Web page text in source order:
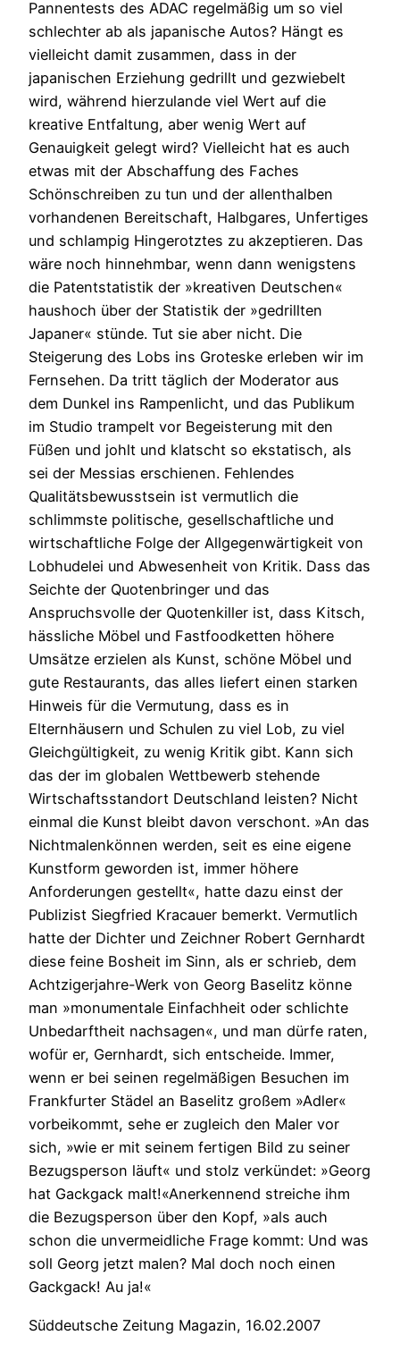
Pannentests des ADAC regelmäßig um so viel
schlechter ab als japanische Autos? Hängt es
vielleicht damit zusammen, dass in der
japanischen Erziehung gedrillt und gezwiebelt
wird, während hierzulande viel Wert auf die
kreative Entfaltung, aber wenig Wert auf
Genauigkeit gelegt wird? Vielleicht hat es auch
etwas mit der Abschaffung des Faches
Schönschreiben zu tun und der allenthalben
vorhandenen Bereitschaft, Halbgares, Unfertiges
und schlampig Hingerotztes zu akzeptieren. Das
wäre noch hinnehmbar, wenn dann wenigstens
die Patentstatistik der »kreativen Deutschen«
haushoch über der Statistik der »gedrillten
Japaner« stünde. Tut sie aber nicht. Die
Steigerung des Lobs ins Groteske erleben wir im
Fernsehen. Da tritt täglich der Moderator aus
dem Dunkel ins Rampenlicht, und das Publikum
im Studio trampelt vor Begeisterung mit den
Füßen und johlt und klatscht so ekstatisch, als
sei der Messias erschienen. Fehlendes
Qualitätsbewusstsein ist vermutlich die
schlimmste politische, gesellschaftliche und
wirtschaftliche Folge der Allgegenwärtigkeit von
Lobhudelei und Abwesenheit von Kritik. Dass das
Seichte der Quotenbringer und das
Anspruchsvolle der Quotenkiller ist, dass Kitsch,
hässliche Möbel und Fastfoodketten höhere
Umsätze erzielen als Kunst, schöne Möbel und
gute Restaurants, das alles liefert einen starken
Hinweis für die Vermutung, dass es in
Elternhäusern und Schulen zu viel Lob, zu viel
Gleichgültigkeit, zu wenig Kritik gibt. Kann sich
das der im globalen Wettbewerb stehende
Wirtschaftsstandort Deutschland leisten? Nicht
einmal die Kunst bleibt davon verschont. »An das
Nichtmalenkönnen werden, seit es eine eigene
Kunstform geworden ist, immer höhere
Anforderungen gestellt«, hatte dazu einst der
Publizist Siegfried Kracauer bemerkt. Vermutlich
hatte der Dichter und Zeichner Robert Gernhardt
diese feine Bosheit im Sinn, als er schrieb, dem
Achtzigerjahre-Werk von Georg Baselitz könne
man »monumentale Einfachheit oder schlichte
Unbedarftheit nachsagen«, und man dürfe raten,
wofür er, Gernhardt, sich entscheide. Immer,
wenn er bei seinen regelmäßigen Besuchen im
Frankfurter Städel an Baselitz großem »Adler«
vorbeikommt, sehe er zugleich den Maler vor
sich, »wie er mit seinem fertigen Bild zu seiner
Bezugsperson läuft« und stolz verkündet: »Georg
hat Gackgack malt!«Anerkennend streiche ihm
die Bezugsperson über den Kopf, »als auch
schon die unvermeidliche Frage kommt: Und was
soll Georg jetzt malen? Mal doch noch einen
Gackgack! Au ja!«
Süddeutsche Zeitung Magazin, 16.02.2007